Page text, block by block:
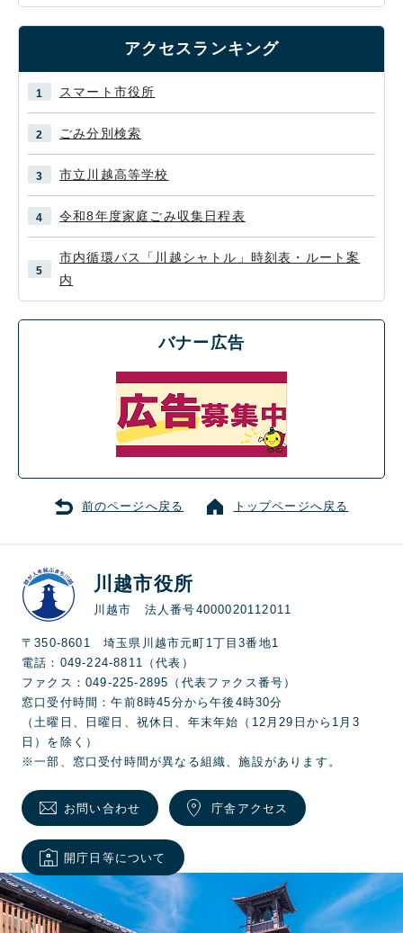
アクセスランキング
スマート市役所
ごみ分別検索
市立川越高等学校
令和8年度家庭ごみ収集日程表
市内循環バス「川越シャトル」時刻表・ルート案
内
バナー広告
前のページへ戻る トップページへ戻る
川越市役所
川越市 法人番号4000020112011
〒350-8601 埼玉県川越市元町1丁目3番地1
電話：049-224-8811（代表）
ファクス：049-225-2895（代表ファクス番号）
窓口受付時間：午前8時45分から午後4時30分
（土曜日、日曜日、祝休日、年末年始（12月29日から1月3
日）を除く）
※一部、窓口受付時間が異なる組織、施設があります。
お問い合わせ 庁舎アクセス
開庁日等について